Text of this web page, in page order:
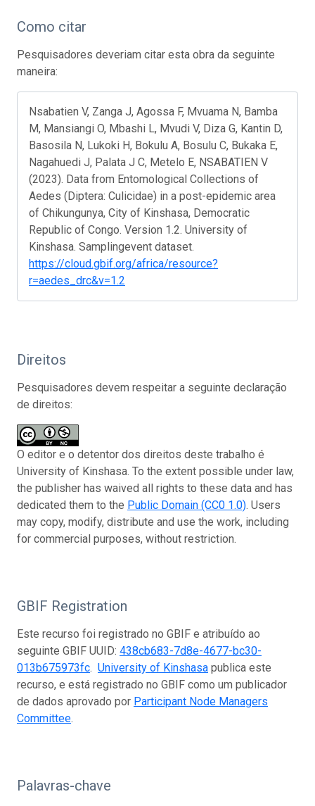
Como citar
Pesquisadores deveriam citar esta obra da seguinte
maneira:
Nsabatien V, Zanga J, Agossa F, Mvuama N, Bamba
M, Mansiangi O, Mbashi L, Mvudi V, Diza G, Kantin D,
Basosila N, Lukoki H, Bokulu A, Bosulu C, Bukaka E,
Nagahuedi J, Palata J C, Metelo E, NSABATIEN V
(2023). Data from Entomological Collections of
Aedes (Diptera: Culicidae) in a post-epidemic area
of Chikungunya, City of Kinshasa, Democratic
Republic of Congo. Version 1.2. University of
Kinshasa. Samplingevent dataset.
https://cloud.gbif.org/africa/resource?
r=aedes_drc&v=1.2
Direitos
Pesquisadores devem respeitar a seguinte declaração
de direitos:
O editor e o detentor dos direitos deste trabalho é
University of Kinshasa. To the extent possible under law,
the publisher has waived all rights to these data and has
dedicated them to the Public Domain (CC0 1.0). Users
may copy, modify, distribute and use the work, including
for commercial purposes, without restriction.
GBIF Registration
Este recurso foi registrado no GBIF e atribuído ao
seguinte GBIF UUID: 438cb683-7d8e-4677-bc30-
013b675973fc. University of Kinshasa publica este
recurso, e está registrado no GBIF como um publicador
de dados aprovado por Participant Node Managers
Committee.
Palavras-chave